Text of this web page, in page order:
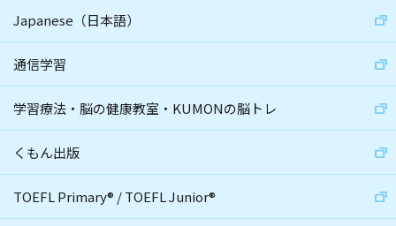
Japanese（日本語）
通信学習
学習療法・脳の健康教室・KUMONの脳トレ
くもん出版
TOEFL Primary® /TOEFL Junior®